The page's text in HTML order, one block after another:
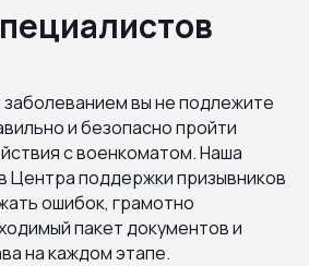
вы не подлежите
и безопасно пройти
с военкоматом. Наша
Центра поддержки призывников
ошибок, грамотно
пакет документов и
на каждом этапе.